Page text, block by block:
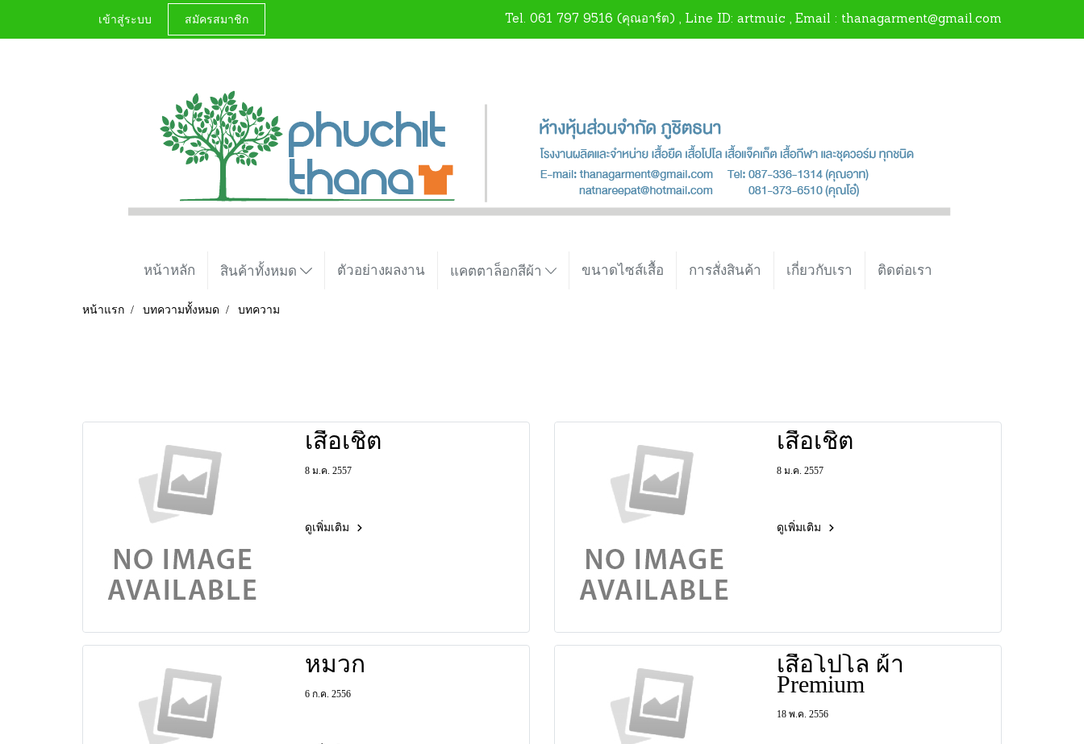
เข้าสู่ระบบ สมัครสมาชิก Tel. 061 797 9516 (คุณอาร์ต) , Line ID: artmuic , Email : thanagarment@gmail.com
หน้าหลัก สินค้าทั้งหมด ตัวอย่างผลงาน แคตตาล็อกสีผ้า ขนาดไซส์เสื้อ การสั่งสินค้า เกี่ยวกับเรา ติดต่อเรา
หน้าแรก บทความทั้งหมด บทความ
เสื้อเชิ้ต
8 ม.ค. 2557
ดูเพิ่มเติม
เสื้อเชิ้ต
8 ม.ค. 2557
ดูเพิ่มเติม
หมวก
6 ก.ค. 2556
เสื้อโปโล ผ้า
Premium
18 พ.ค. 2556